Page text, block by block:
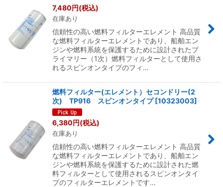
7,480円(税込)
在庫あり
信頼性の高い燃料フィルターエレメント 高品質
な燃料フィルターエレメントであり、船舶エン
ジンや燃料系統を保護するために設計されたプ
ライマリー（1次）燃料フィルターとして使用さ
れるスピンオンタイプのフィ…
燃料フィルター(エレメント）セコンドリー(2
次) TP916 スピンオンタイプ [10323003]
6,380円(税込)
在庫あり
信頼性の高い燃料フィルターエレメント 高品質
な燃料フィルターエレメントであり、船舶エン
ジンや燃料系統を保護するために設計された燃
料フィルターとして使用されるスピンオンタイ
プのフィルターエレメントです…